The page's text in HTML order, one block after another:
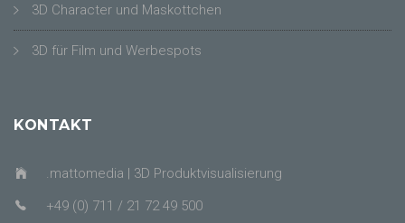
3D Character und Maskottchen
3D für Film und Werbespots
KONTAKT
.mattomedia | 3D Produktvisualisierung
+49 (0) 711 / 21 72 49 500